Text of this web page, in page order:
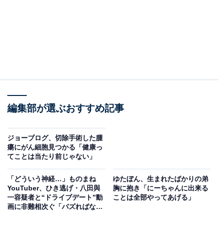
編集部が選ぶおすすめ記事
ジョーブログ、切除手術した腫
瘍にがん細胞見つかる「健康っ
てことは当たり前じゃない」
「どういう神経…」ものまね
YouTuber、ひき逃げ・八田與
一容疑者と“ドライブデート”動
画に非難相次ぐ「バズればなん
ゆたぼん、生まれたばかりの弟
胸に抱き「にーちゃんに出来る
ことは全部やってあげる」